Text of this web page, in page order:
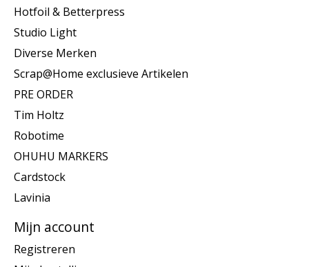
Hotfoil & Betterpress
Studio Light
Diverse Merken
Scrap@Home exclusieve Artikelen
PRE ORDER
Tim Holtz
Robotime
OHUHU MARKERS
Cardstock
Lavinia
Mijn account
Registreren